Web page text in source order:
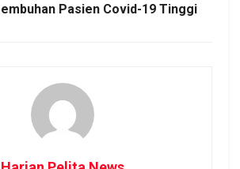
Pasien Covid-19 Tinggi